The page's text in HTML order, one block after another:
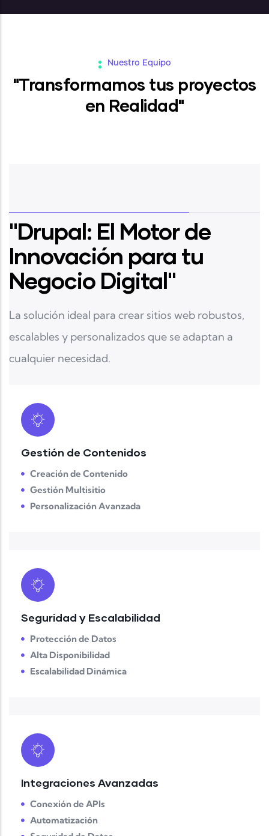
Nuestro Equipo
"Transformamos tus proyectos
en Realidad"
"Drupal: El Motor de
Innovación para tu
Negocio Digital"
La solución ideal para crear sitios web robustos,
escalables y personalizados que se adaptan a
cualquier necesidad.
Gestión de Contenidos
Creación de Contenido
Gestión Multisitio
Personalización Avanzada
Seguridad y Escalabilidad
Protección de Datos
Alta Disponibilidad
Escalabilidad Dinámica
Integraciones Avanzadas
Conexión de APIs
Automatización